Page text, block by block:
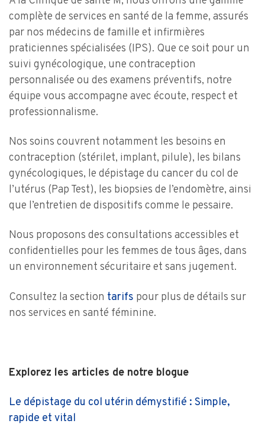
complète de services en santé de la femme, assurés
par nos médecins de famille et infirmières
praticiennes spécialisées (IPS). Que ce soit pour un
suivi gynécologique, une contraception
personnalisée ou des examens préventifs, notre
équipe vous accompagne avec écoute, respect et
professionnalisme.
Nos soins couvrent notamment les besoins en
contraception (stérilet, implant, pilule), les bilans
gynécologiques, le dépistage du cancer du col de
l’utérus (Pap Test), les biopsies de l’endomètre, ainsi
que l’entretien de dispositifs comme le pessaire.
Nous proposons des consultations accessibles et
confidentielles pour les femmes de tous âges, dans
un environnement sécuritaire et sans jugement.
Consultez la section tarifs pour plus de détails sur
nos services en santé féminine.
Explorez les articles de notre blogue
Le dépistage du col utérin démystifié : Simple,
rapide et vital